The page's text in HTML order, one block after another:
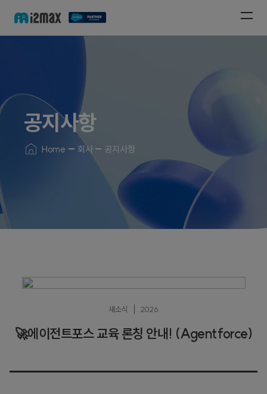
공지사항
Home 회사 공지사항
새소식 2026
🚀에이전트포스 교육 론칭 안내! (Agentforce)